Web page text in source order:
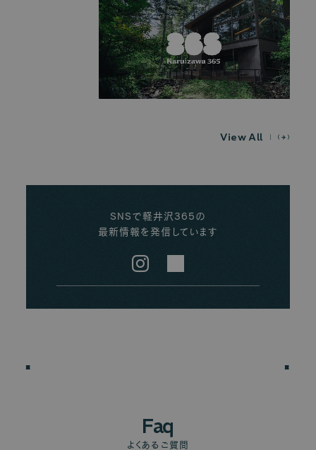
View All
SNSで軽井沢365の
最新情報を発信しています
Faq
よくあるご質問